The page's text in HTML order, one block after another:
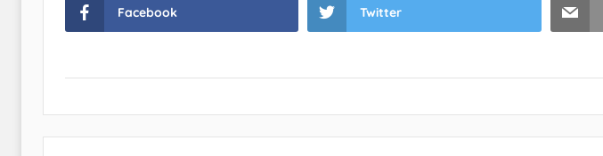
Facebook Twitter